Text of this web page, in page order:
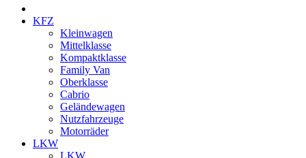
KFZ
Kleinwagen
Mittelklasse
Kompaktklasse
Family Van
Oberklasse
Cabrio
Geländewagen
Nutzfahrzeuge
Motorräder
LKW
LKW